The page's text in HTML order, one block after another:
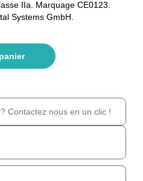
IIa. Marquage CE0123.
Systems GmbH.
Contactez nous en un clic !